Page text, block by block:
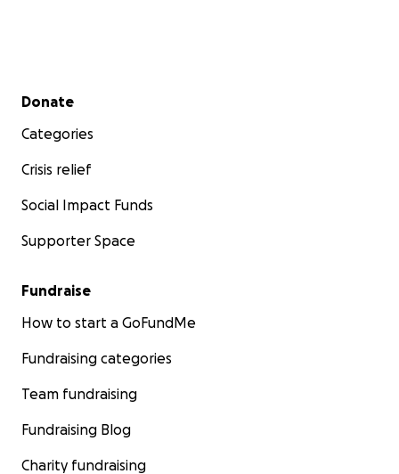
Secondary menu
Donate
Categories
Crisis relief
Social Impact Funds
Supporter Space
Fundraise
How to start a GoFundMe
Fundraising categories
Team fundraising
Fundraising Blog
Charity fundraising